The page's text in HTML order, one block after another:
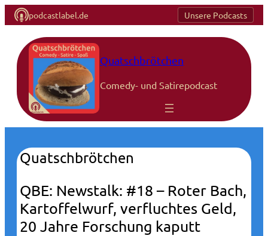
podcastlabel.de Unsere Podcasts
Quatschbrötchen
Comedy- und Satirepodcast
Quatschbrötchen
QBE: Newstalk: #18 – Roter Bach,
Kartoffelwurf, verfluchtes Geld,
20 Jahre Forschung kaputt